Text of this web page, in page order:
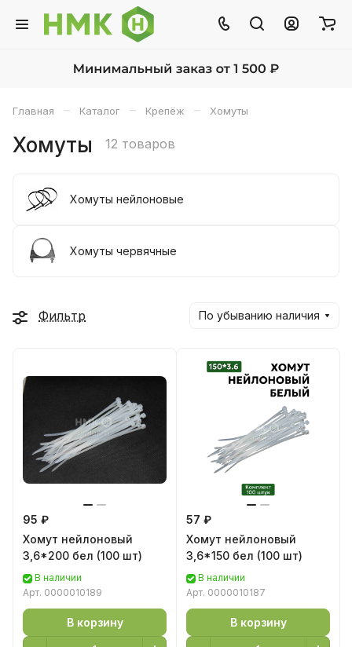
Главная – Каталог – Крепёж – Хомуты
Хомуты 12 товаров
Хомуты нейлоновые
Хомуты червячные
Фильтр По убыванию наличия
95 ₽
Хомут нейлоновый
3,6*200 бел (100 шт)
В наличии
Арт. 0000010189
В корзину
57 ₽
Хомут нейлоновый
3,6*150 бел (100 шт)
В наличии
Арт. 0000010187
В корзину